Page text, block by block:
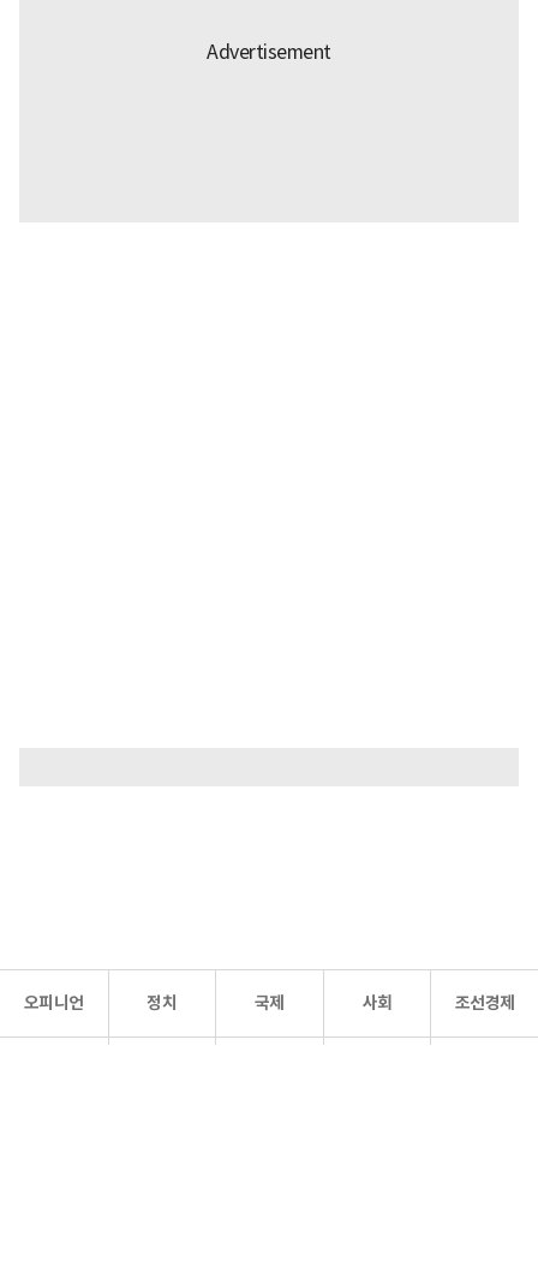
오피니언 정치 국제 사회 조선경제